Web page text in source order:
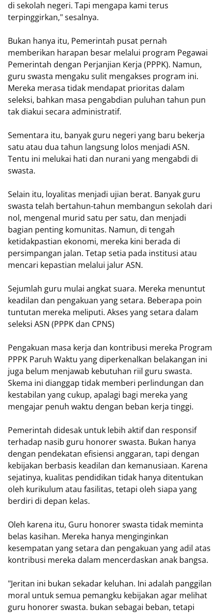
di sekolah negeri. Tapi mengapa kami terus
terpinggirkan," sesalnya.
Bukan hanya itu, Pemerintah pusat pernah
memberikan harapan besar melalui program Pegawai
Pemerintah dengan Perjanjian Kerja (PPPK). Namun,
guru swasta mengaku sulit mengakses program ini.
Mereka merasa tidak mendapat prioritas dalam
seleksi, bahkan masa pengabdian puluhan tahun pun
tak diakui secara administratif.
Sementara itu, banyak guru negeri yang baru bekerja
satu atau dua tahun langsung lolos menjadi ASN.
Tentu ini melukai hati dan nurani yang mengabdi di
swasta.
Selain itu, loyalitas menjadi ujian berat. Banyak guru
swasta telah bertahun-tahun membangun sekolah dari
nol, mengenal murid satu per satu, dan menjadi
bagian penting komunitas. Namun, di tengah
ketidakpastian ekonomi, mereka kini berada di
persimpangan jalan. Tetap setia pada institusi atau
mencari kepastian melalui jalur ASN.
Sejumlah guru mulai angkat suara. Mereka menuntut
keadilan dan pengakuan yang setara. Beberapa poin
tuntutan mereka meliputi. Akses yang setara dalam
seleksi ASN (PPPK dan CPNS)
Pengakuan masa kerja dan kontribusi mereka Program
PPPK Paruh Waktu yang diperkenalkan belakangan ini
juga belum menjawab kebutuhan riil guru swasta.
Skema ini dianggap tidak memberi perlindungan dan
kestabilan yang cukup, apalagi bagi mereka yang
mengajar penuh waktu dengan beban kerja tinggi.
Pemerintah didesak untuk lebih aktif dan responsif
terhadap nasib guru honorer swasta. Bukan hanya
dengan pendekatan efisiensi anggaran, tapi dengan
kebijakan berbasis keadilan dan kemanusiaan. Karena
sejatinya, kualitas pendidikan tidak hanya ditentukan
oleh kurikulum atau fasilitas, tetapi oleh siapa yang
berdiri di depan kelas.
Oleh karena itu, Guru honorer swasta tidak meminta
belas kasihan. Mereka hanya menginginkan
kesempatan yang setara dan pengakuan yang adil atas
kontribusi mereka dalam mencerdaskan anak bangsa.
"Jeritan ini bukan sekadar keluhan. Ini adalah panggilan
moral untuk semua pemangku kebijakan agar melihat
guru honorer swasta. bukan sebagai beban, tetapi